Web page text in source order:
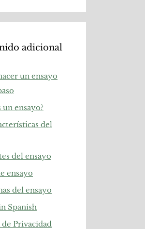
adicional
un ensayo
un ensayo?
del
del ensayo
ensayo
del ensayo
Spanish
Privacidad